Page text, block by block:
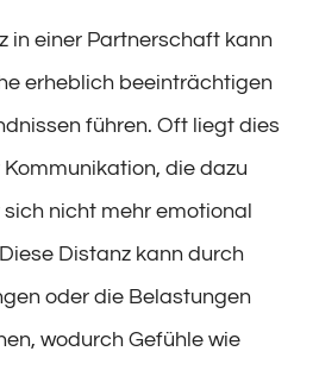
in einer Partnerschaft kann
erheblich beeinträchtigen
führen. Oft liegt dies
die dazu
nicht mehr emotional
Distanz kann durch
oder die Belastungen
wodurch Gefühle wie